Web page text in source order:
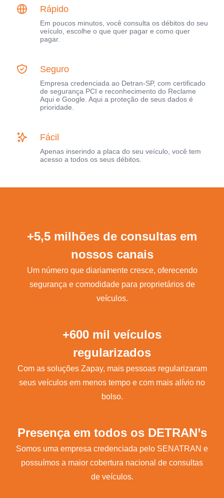
Rápido
Em poucos minutos, você consulta os débitos do seu
veículo, escolhe o que quer pagar e como quer
pagar.
Seguro
Empresa credenciada ao Detran-SP, com certificado
de segurança PCI e reconhecimento do Reclame
Aqui e Google. Aqui a proteção de seus dados é
prioridade.
Fácil
Apenas inserindo a placa do seu veículo, você tem
acesso a todos os seus débitos.
+5,5 milhões de consultas em
nossos canais
Um número que diariamente cresce, oferecendo
segurança e comodidade para proprietários de
veículos.
+600 mil veículos
regularizados
Com as soluções Zapay, mais pessoas regularizaram
seus veículos em menos tempo e com mais alívio no
bolso.
Presença em todos os DETRAN’s
Somos uma empresa credenciada pelo SENATRAN e
possuímos a maior cobertura nacional de consultas
de veículos.